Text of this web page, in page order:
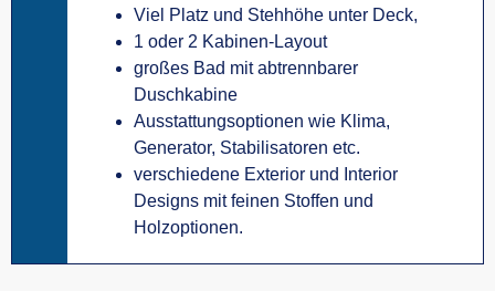
Viel Platz und Stehhöhe unter Deck,
1 oder 2 Kabinen-Layout
großes Bad mit abtrennbarer
Duschkabine
Ausstattungsoptionen wie Klima,
Generator, Stabilisatoren etc.
verschiedene Exterior und Interior
Designs mit feinen Stoffen und
Holzoptionen.